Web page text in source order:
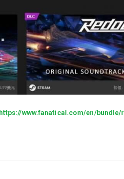
https://www.fanatical.com/en/